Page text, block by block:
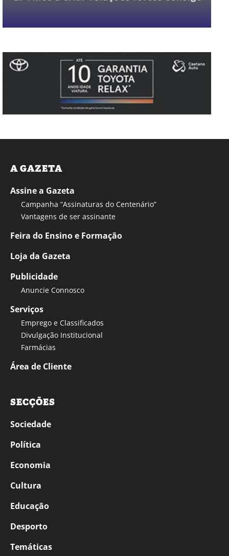
A GAZETA
Assine a Gazeta
Campanha “Assinaturas do Centenário”
Vantagens de ser assinante
Feira do Ensino e Formação
Loja da Gazeta
Publicidade
Anuncie Connosco
Serviços
Emprego e Classificados
Divulgação Institucional
Farmácias
Área de Cliente
SECÇÕES
Sociedade
Política
Economia
Cultura
Educação
Desporto
Temáticas